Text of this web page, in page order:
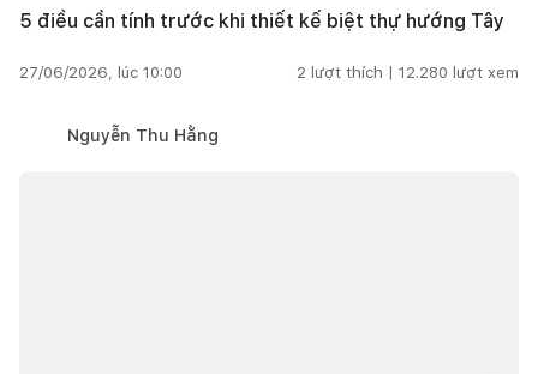
5 điều cần tính trước khi thiết kế biệt thự hướng Tây
27/06/2026, lúc 10:00 2 lượt thích | 12.280 lượt xem
Nguyễn Thu Hằng